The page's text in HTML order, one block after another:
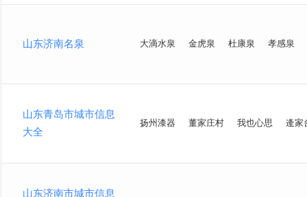
山东济南名泉 大滴水泉 金虎泉 杜康泉 孝感泉
山东青岛市城市信息
大全
扬州漆器 董家庄村 我也心思 逄家
山东济南市城市信息